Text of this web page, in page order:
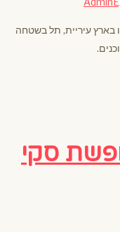
בארץ עיריית, תל בשטחה
סקי